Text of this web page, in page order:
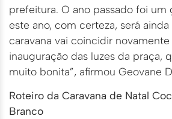
prefeitura. O ano passado foi um
este ano, com certeza, será
caravana vai coincidir
inauguração das luzes da praça,
muito bonita”, afirmou Geovane
Roteiro da Caravana de Natal
Branco